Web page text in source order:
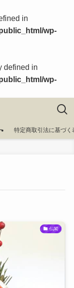
in
wp-
defined in
wp-
特定商取引法に基づく
仏閣